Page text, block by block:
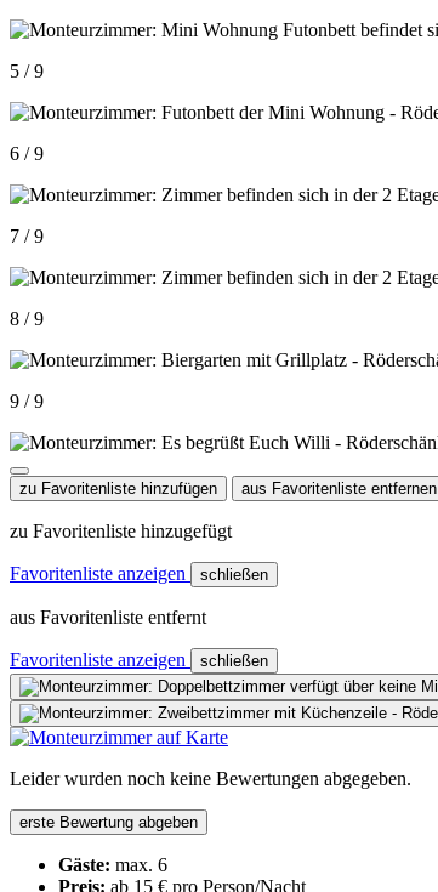
5 / 9
6 / 9
7 / 9
8 / 9
9 / 9
zu Favoritenliste hinzufügen aus Favoritenliste entfernen
zu Favoritenliste hinzugefügt
Favoritenliste anzeigen schließen
aus Favoritenliste entfernt
Favoritenliste anzeigen schließen
Leider wurden noch keine Bewertungen abgegeben.
erste Bewertung abgeben
Gäste: max. 6
Preis: ab 15 € pro Person/Nacht